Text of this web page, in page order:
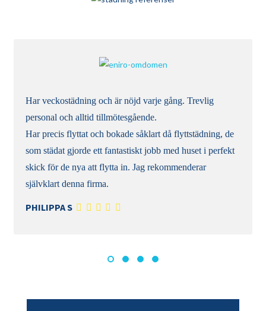
Har veckostädning och är nöjd varje gång. Trevlig
personal och alltid tillmötesgående.
Har precis flyttat och bokade såklart då flyttstädning, de
som städat gjorde ett fantastiskt jobb med huset i perfekt
skick för de nya att flytta in. Jag rekommenderar
självklart denna firma.
PHILIPPA S